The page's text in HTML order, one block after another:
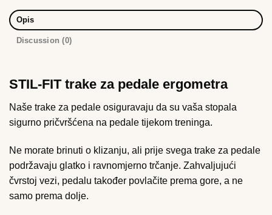
Opis
Discussion (0)
STIL-FIT trake za pedale ergometra
Naše trake za pedale osiguravaju da su vaša stopala
sigurno pričvršćena na pedale tijekom treninga.
Ne morate brinuti o klizanju, ali prije svega trake za pedale
podržavaju glatko i ravnomjerno trčanje. Zahvaljujući
čvrstoj vezi, pedalu također povlačite prema gore, a ne
samo prema dolje.